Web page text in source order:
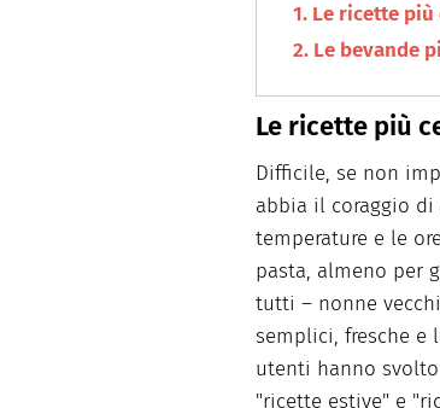
Le ricette più
Le bevande
Le ricette più
Difficile, se non
abbia il coraggio
temperature e le
pasta, almeno per
tutti – nonne
semplici, fresche e
utenti hanno
"ricette estive" e